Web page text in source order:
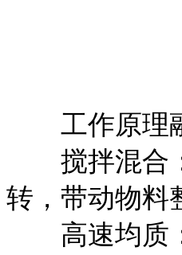
工作原理融
搅拌混合：
转，带动物料
高速均质：